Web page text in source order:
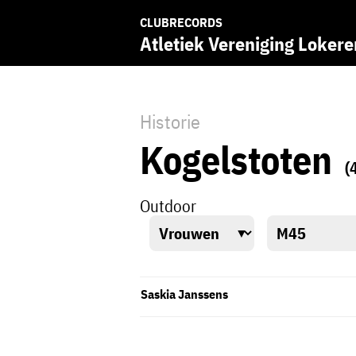
CLUBRECORDS
Atletiek Vereniging
Historie
Kogelstoten
Outdoor
Saskia Janssens